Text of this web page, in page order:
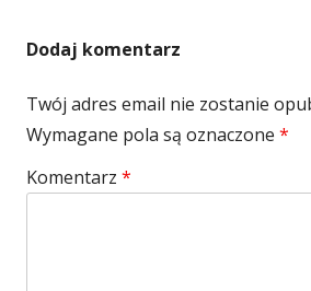
Dodaj komentarz
Twój adres email nie zostanie
Wymagane pola są oznaczone *
Komentarz *